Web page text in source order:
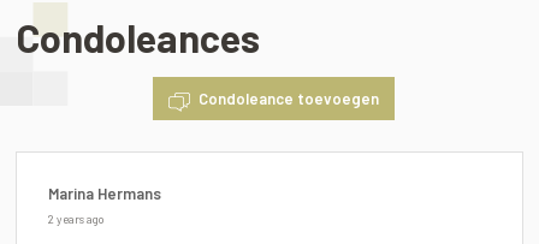
Condoleances
Condoleance toevoegen
Marina Hermans
2 years ago